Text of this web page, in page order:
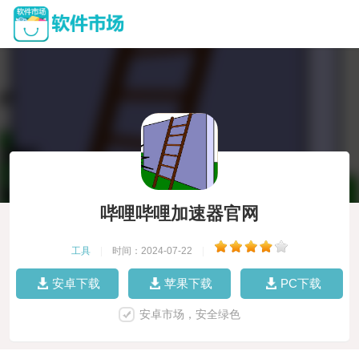
哔哩哔哩加速器官网
工具 时间：2024-07-22
安卓下载 苹果下载 PC下载
安卓市场，安全绿色